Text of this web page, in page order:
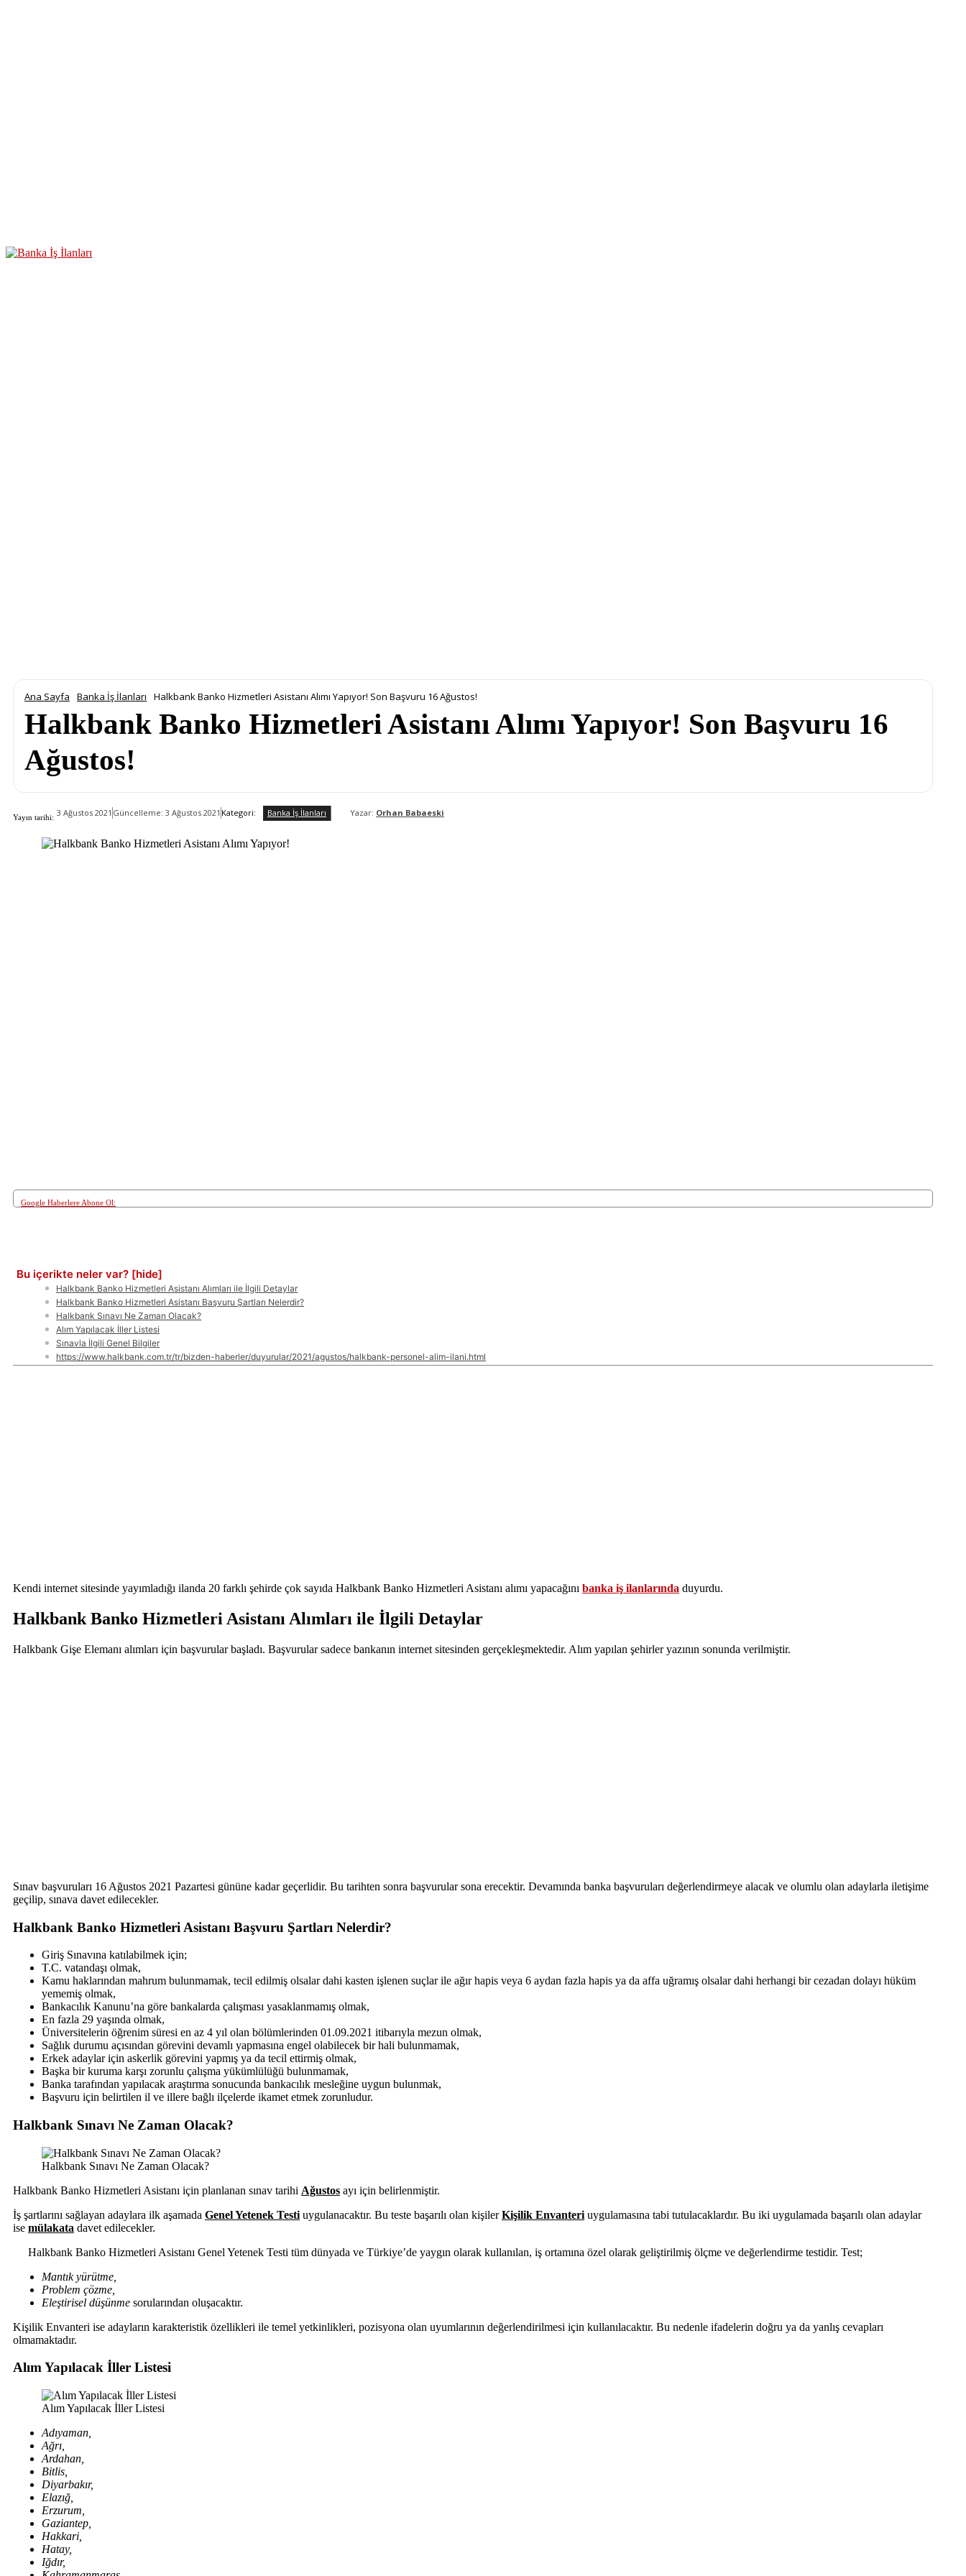
Ana Sayfa Banka İş İlanları Halkbank Banko Hizmetleri Asistanı Alımı Yapıyor! Son Başvuru 16 Ağustos!
Halkbank Banko Hizmetleri Asistanı Alımı Yapıyor! Son Başvuru 16
Ağustos!
Yayın tarihi: 3 Ağustos 2021 Güncelleme: 3 Ağustos 2021 Kategori: Banka İş İlanları Yazar: Orhan Babaeski
Google Haberlere Abone Ol:
Bu içerikte neler var? [hide]
Halkbank Banko Hizmetleri Asistanı Alımları ile İlgili Detaylar
Halkbank Banko Hizmetleri Asistanı Başvuru Şartları Nelerdir?
Halkbank Sınavı Ne Zaman Olacak?
Alım Yapılacak İller Listesi
Sınavla İlgili Genel Bilgiler
https://www.halkbank.com.tr/tr/bizden-haberler/duyurular/2021/agustos/halkbank-personel-alim-ilani.html
Kendi internet sitesinde yayımladığı ilanda 20 farklı şehirde çok sayıda Halkbank Banko Hizmetleri Asistanı alımı yapacağını banka iş ilanlarında duyurdu.
Halkbank Banko Hizmetleri Asistanı Alımları ile İlgili Detaylar
Halkbank Gişe Elemanı alımları için başvurular başladı. Başvurular sadece bankanın internet sitesinden gerçekleşmektedir. Alım yapılan şehirler yazının sonunda verilmiştir.
Sınav başvuruları 16 Ağustos 2021 Pazartesi gününe kadar geçerlidir. Bu tarihten sonra başvurular sona erecektir. Devamında banka başvuruları değerlendirmeye alacak ve olumlu olan adaylarla iletişime
geçilip, sınava davet edilecekler.
Halkbank Banko Hizmetleri Asistanı Başvuru Şartları Nelerdir?
Giriş Sınavına katılabilmek için;
T.C. vatandaşı olmak,
Kamu haklarından mahrum bulunmamak, tecil edilmiş olsalar dahi kasten işlenen suçlar ile ağır hapis veya 6 aydan fazla hapis ya da affa uğramış olsalar dahi herhangi bir cezadan dolayı hüküm
yememiş olmak,
Bankacılık Kanunu’na göre bankalarda çalışması yasaklanmamış olmak,
En fazla 29 yaşında olmak,
Üniversitelerin öğrenim süresi en az 4 yıl olan bölümlerinden 01.09.2021 itibarıyla mezun olmak,
Sağlık durumu açısından görevini devamlı yapmasına engel olabilecek bir hali bulunmamak,
Erkek adaylar için askerlik görevini yapmış ya da tecil ettirmiş olmak,
Başka bir kuruma karşı zorunlu çalışma yükümlülüğü bulunmamak,
Banka tarafından yapılacak araştırma sonucunda bankacılık mesleğine uygun bulunmak,
Başvuru için belirtilen il ve illere bağlı ilçelerde ikamet etmek zorunludur.
Halkbank Sınavı Ne Zaman Olacak?
Halkbank Sınavı Ne Zaman Olacak?
Halkbank Banko Hizmetleri Asistanı için planlanan sınav tarihi Ağustos ayı için belirlenmiştir.
İş şartlarını sağlayan adaylara ilk aşamada Genel Yetenek Testi uygulanacaktır. Bu teste başarılı olan kişilerKişilik Envanteri uygulamasına tabi tutulacaklardır. Bu iki uygulamada başarılı olan adaylar
ise mülakata davet edilecekler.
Halkbank Banko Hizmetleri Asistanı Genel Yetenek Testi tüm dünyada ve Türkiye’de yaygın olarak kullanılan, iş ortamına özel olarak geliştirilmiş ölçme ve değerlendirme testidir. Test;
Mantık yürütme,
Problem çözme,
Eleştirisel düşünme sorularından oluşacaktır.
Kişilik Envanteri ise adayların karakteristik özellikleri ile temel yetkinlikleri, pozisyona olan uyumlarının değerlendirilmesi için kullanılacaktır. Bu nedenle ifadelerin doğru ya da yanlış cevapları
olmamaktadır.
Alım Yapılacak İller Listesi
Alım Yapılacak İller Listesi
Adıyaman,
Ağrı,
Ardahan,
Bitlis,
Diyarbakır,
Elazığ,
Erzurum,
Gaziantep,
Hakkari,
Hatay,
Iğdır,